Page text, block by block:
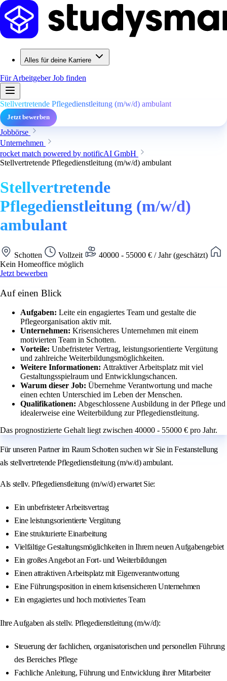
Alles für deine Karriere
Für ArbeitgeberJob finden
Stellvertretende Pflegedienstleitung (m/w/d) ambulant
Jetzt bewerben
Jobbörse
Unternehmen
rocket match powered by notificAI GmbH
Stellvertretende Pflegedienstleitung (m/w/d) ambulant
Stellvertretende
Pflegedienstleitung (m/w/d)
ambulant
Schotten Vollzeit
40000 - 55000 € / Jahr (geschätzt)
Kein Homeoffice möglich
Jetzt bewerben
Auf einen Blick
Aufgaben: Leite ein engagiertes Team und gestalte die
Pflegeorganisation aktiv mit.
Unternehmen: Krisensicheres Unternehmen mit einem
motivierten Team in Schotten.
Vorteile: Unbefristeter Vertrag, leistungsorientierte Vergütung
und zahlreiche Weiterbildungsmöglichkeiten.
Weitere Informationen: Attraktiver Arbeitsplatz mit viel
Gestaltungsspielraum und Entwicklungschancen.
Warum dieser Job: Übernehme Verantwortung und mache
einen echten Unterschied im Leben der Menschen.
Qualifikationen: Abgeschlossene Ausbildung in der Pflege und
idealerweise eine Weiterbildung zur Pflegedienstleitung.
Das prognostizierte Gehalt liegt zwischen 40000 - 55000 € pro Jahr.
Für unseren Partner im Raum Schotten suchen wir Sie in Festanstellung
als stellvertretende Pflegedienstleitung (m/w/d) ambulant.
Als stellv. Pflegedienstleitung (m/w/d) erwartet Sie:
Ein unbefristeter Arbeitsvertrag
Eine leistungsorientierte Vergütung
Eine strukturierte Einarbeitung
Vielfältige Gestaltungsmöglichkeiten in Ihrem neuen Aufgabengebiet
Ein großes Angebot an Fort- und Weiterbildungen
Einen attraktiven Arbeitsplatz mit Eigenverantwortung
Eine Führungsposition in einem krisensicheren Unternehmen
Ein engagiertes und hoch motiviertes Team
Ihre Aufgaben als stellv. Pflegedienstleitung (m/w/d):
Steuerung der fachlichen, organisatorischen und personellen Führung
des Bereiches Pflege
Fachliche Anleitung, Führung und Entwicklung ihrer Mitarbeiter